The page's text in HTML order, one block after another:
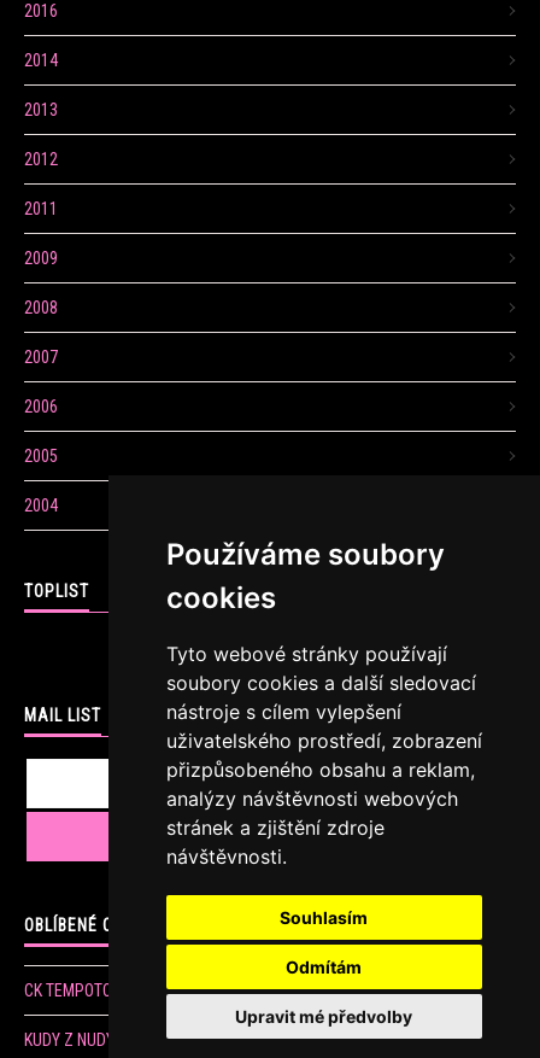
Používáme soubory
cookies
Tyto webové stránky používají
soubory cookies a další sledovací
nástroje s cílem vylepšení
uživatelského prostředí, zobrazení
přizpůsobeného obsahu a reklam,
analýzy návštěvnosti webových
stránek a zjištění zdroje
návštěvnosti.
Souhlasím
Odmítám
Upravit mé předvolby
2016
2014
2013
2012
2011
2009
2008
2007
2006
2005
2004
TOPLIST
MAIL LIST
OBLÍBENÉ ODKAZY
CK TEMPOTOURS
KUDY Z NUDY sportovní, kulturní a jiné akce